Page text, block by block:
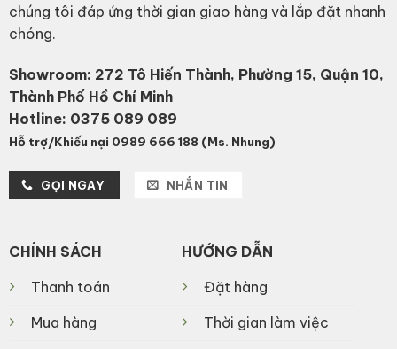
chúng tôi đáp ứng thời gian giao hàng và lắp đặt nhanh
chóng.
Showroom: 272 Tô Hiến Thành, Phường 15, Quận 10,
Thành Phố Hồ Chí Minh
Hotline: 0375 089 089
Hỗ trợ/Khiếu nại 0989 666 188 (Ms. Nhung)
GỌI NGAY NHẮN TIN
CHÍNH SÁCH
Thanh toán
Mua hàng
HƯỚNG DẪN
Đặt hàng
Thời gian làm việc